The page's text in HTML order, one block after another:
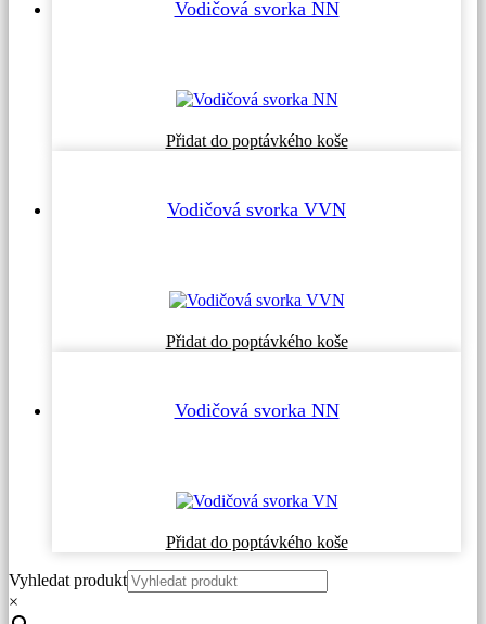
Vodičová svorka NN
Přidat do poptávkého koše
Vodičová svorka VVN
Přidat do poptávkého koše
Vodičová svorka NN
Přidat do poptávkého koše
Vyhledat produkt
×